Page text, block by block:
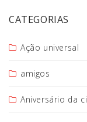
CATEGORIAS
Ação universal
amigos
Aniversário da